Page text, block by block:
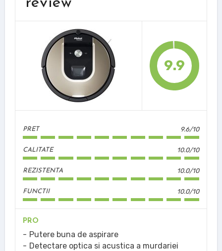
9.9
PRET 9.6/10
CALITATE 10.0/10
REZISTENTA 10.0/10
FUNCTII 10.0/10
PRO
Putere buna de aspirare
Detectare optica si acustica a murdariei